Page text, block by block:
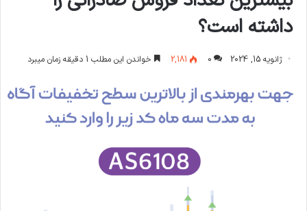
داشته است؟
ژانویه 15, 2024 0
2,181 خواندن این مطلب 1 دقیقه زمان میبرد